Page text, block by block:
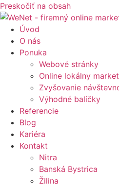
Preskočiť na obsah
Úvod
O nás
Ponuka
Webové stránky
Online lokálny
Zvyšovanie
Výhodné balíčky
Referencie
Blog
Kariéra
Kontakt
Nitra
Banská Bystrica
Žilina